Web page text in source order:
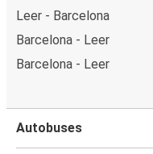
Leer - Barcelona
Barcelona - Leer
Barcelona - Leer
Autobuses